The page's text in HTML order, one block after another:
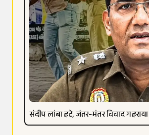
संदीप लांबा हटे, जंतर-मंतर विवाद गहराया